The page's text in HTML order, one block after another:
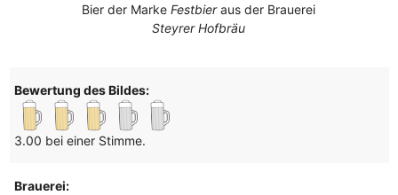
Bier der MarkeFestbieraus der Brauerei
Steyrer Hofbräu
Bewertung des Bildes:
3.00 bei einer Stimme.
Brauerei: